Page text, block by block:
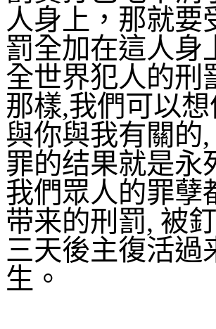
人身上，那就要
罰全加在這人身
全世界犯人的刑
那樣,我們可以
與你與我有關的,
罪的结果就是永
我們眾人的罪孽
带来的刑罰, 被
三天後主復活過
生。